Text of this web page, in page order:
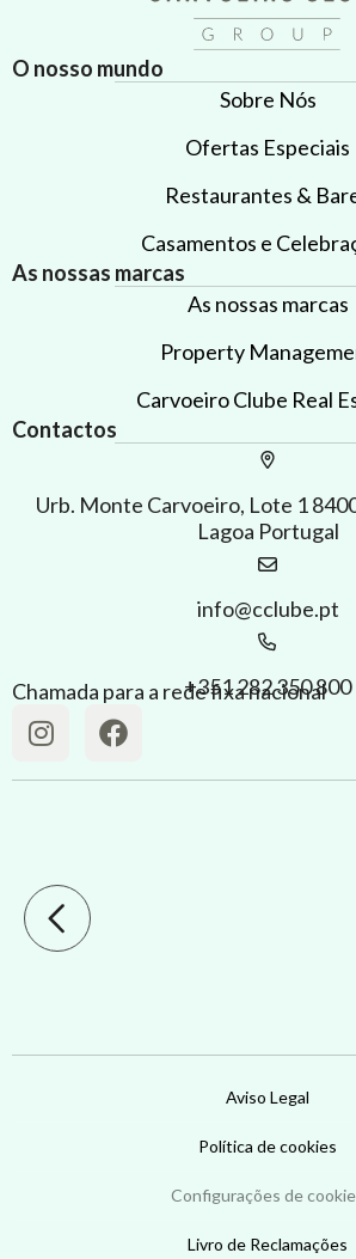
O nosso mundo
Sobre Nós
Ofertas Especiais
Restaurantes &
Casamentos e
As nossas marcas
As nossas marcas
Property
Carvoeiro Clube Real
Contactos
Urb. Monte Carvoeiro, Lote 1
Lagoa Portugal
info@cclube.pt
+351 282 350 800
Chamada para a rede fixa nacional
Aviso Legal
Política de cookies
Configurações de
Livro de Reclamações